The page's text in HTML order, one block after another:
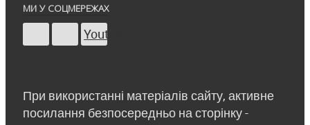
МИ У СОЦМЕРЕЖАХ
Youtube
При використанні матеріалів сайту, активне
посилання безпосередньо на сторінку -